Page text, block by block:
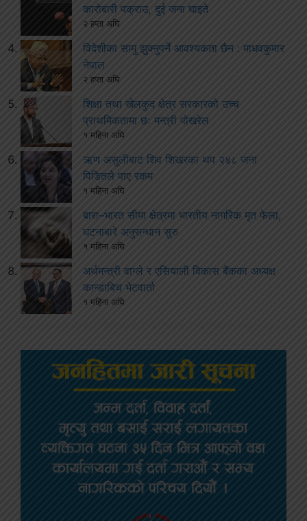
कारोबारी पक्राउ, दुई जना घाइते
२ हप्ता अघि
विदेशीका सामु झुक्नुपर्ने आवश्यकता छैन : माधवकुमार
नेपाल
२ हप्ता अघि
शिक्षा तथा खेलकुद क्षेत्र सरकारको उच्च
प्राथमिकतामा छः मन्त्री पोखरेल
१ महिना अघि
ऋण असुलीबाट शिव शिखरका थप २४८ जना
पिडितले पाए रकम
१ महिना अघि
बारा–भारत सीमा क्षेत्रमा भारतीय नागरिक मृत फेला,
घटनाबारे अनुसन्धान सुरु
१ महिना अघि
अर्थमन्त्री वाग्ले र एसियाली विकास बैंकका अध्यक्ष
कान्डाबिच भेटवार्ता
१ महिना अघि